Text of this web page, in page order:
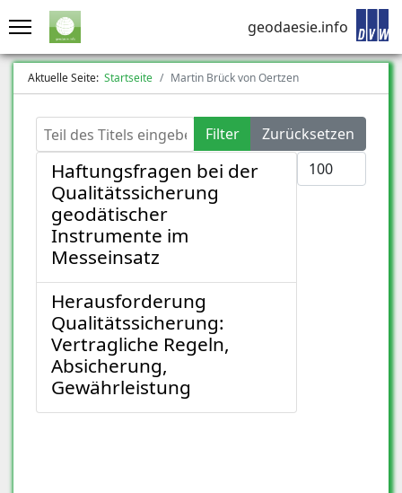
geodaesie.info
Aktuelle Seite: Startseite Martin Brück von Oertzen
Teil des Titels eingeben Filter
Zurücksetzen
Anzeige #
Haftungsfragen bei der
Qualitätssicherung
geodätischer
Instrumente im
Messeinsatz
Herausforderung
Qualitätssicherung:
Vertragliche Regeln,
Absicherung,
Gewährleistung